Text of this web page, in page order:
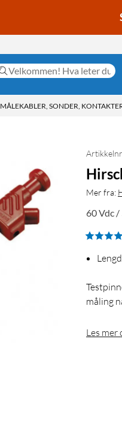
MÅLEKABLER, SONDER,
Mer fra:
60 Vdc
måling
Les